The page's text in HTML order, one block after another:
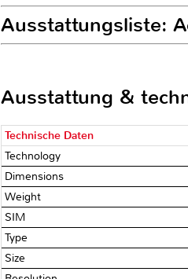
Ausstattungsliste:
Ausstattung &
Technische Daten
Technology
Dimensions
Weight
SIM
Type
Size